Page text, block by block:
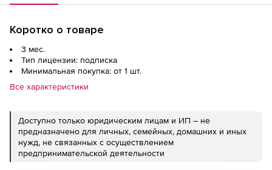
Коротко о товаре
3 мес.
Тип лицензии: подписка
Минимальная покупка: от 1 шт.
Все характеристики
Доступно только юридическим лицам и ИП – не
предназначено для личных, семейных, домашних и иных
нужд, не связанных с осуществлением
предпринимательской деятельности